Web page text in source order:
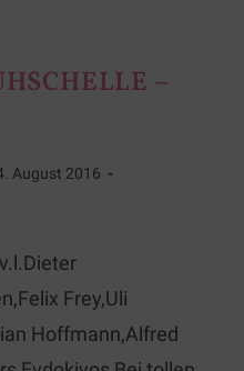
–
August 2016
Frey,Uli
Hoffmann,Alfred